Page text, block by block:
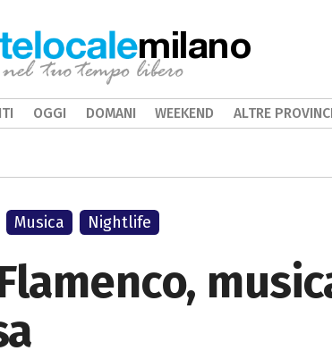
Musica Nightlife
milano
OGGI DOMANI WEEKEND ALTRE